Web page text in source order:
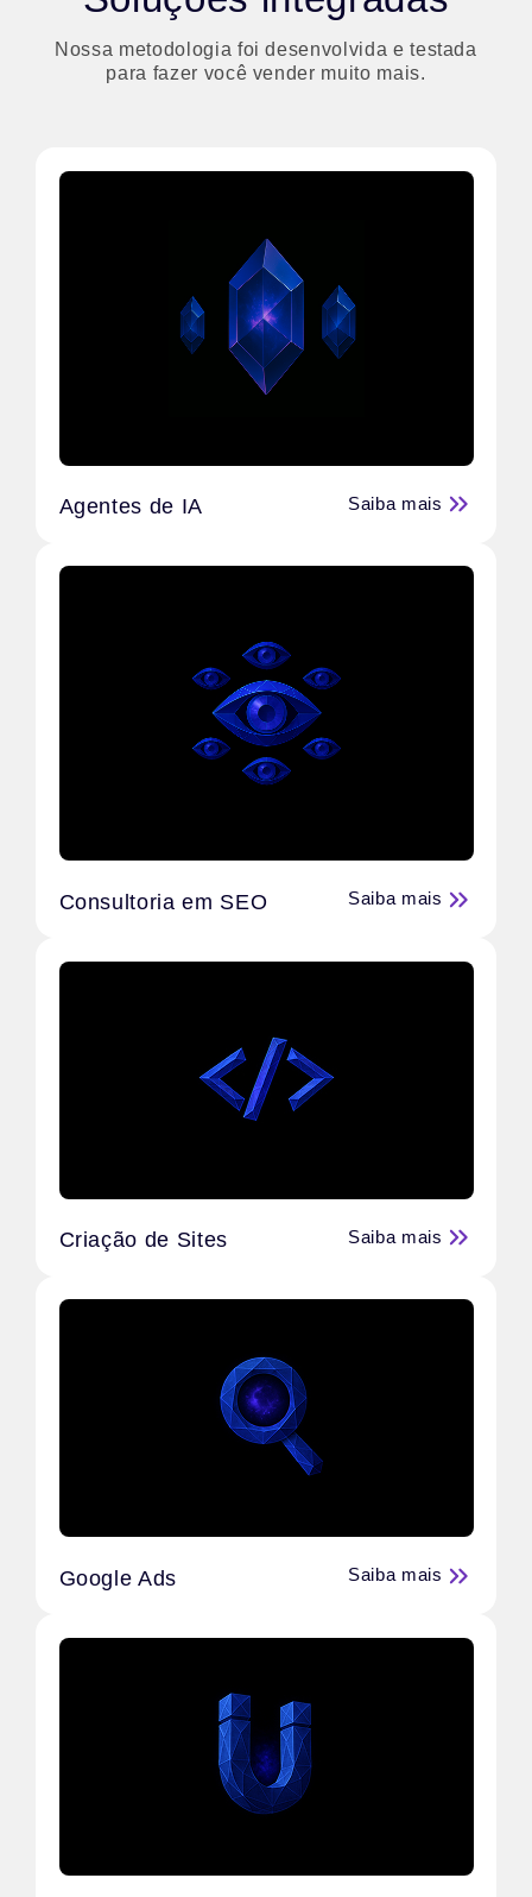
Nossa metodologia foi desenvolvida e testada
para fazer você vender muito mais.
Agentes de IA Saiba mais
Consultoria em SEO Saiba mais
Criação de Sites Saiba mais
Google Ads Saiba mais